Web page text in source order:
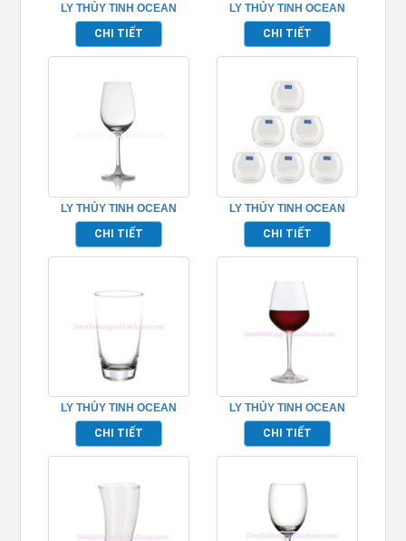
LY THỦY TINH OCEAN
LEXINGTON WHITE WINE
TP_1019W08
CHI TIẾT
LY THỦY TINH OCEAN
LEXINGTON ROCK TP_
C18512
CHI TIẾT
LY THỦY TINH OCEAN
MADISON WHITE WINE
TP_1015W12
CHI TIẾT
LY THỦY TINH OCEAN
MADISON ROCK
TP_C18413
CHI TIẾT
LY THỦY TINH OCEAN
TIARA SPHERE
TP_B12016
CHI TIẾT
LY THỦY TINH OCEAN
LEXINGTON RED WINE
TP_1019R11
CHI TIẾT